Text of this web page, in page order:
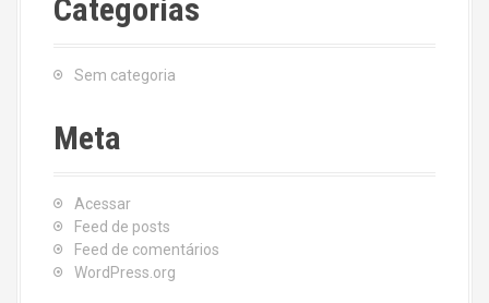
Categorias
Sem categoria
Meta
Acessar
Feed de posts
Feed de comentários
WordPress.org